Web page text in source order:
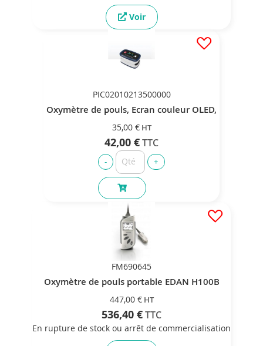
Voir
PIC02010213500000
Oxymètre de pouls, Ecran couleur OLED,
35,00 €
42,00 €
FM690645
Oxymètre de pouls portable EDAN H100B
447,00 €
536,40 €
En rupture de stock ou arrêt de commercialisation